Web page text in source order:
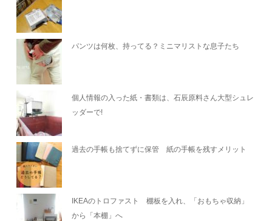
パンツは何枚、持ってる？ミニマリストな息子たち
個人情報の入った紙・書類は、石辰原料さん大型シュレ
ッダーで!
過去の手帳も捨てずに保管 紙の手帳を残すメリット
IKEAのトロファスト 棚板を入れ、「おもちゃ収納」
から「本棚」へ